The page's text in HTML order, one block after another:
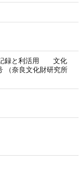
記録と利活用 文化
（奈良文化財研究所